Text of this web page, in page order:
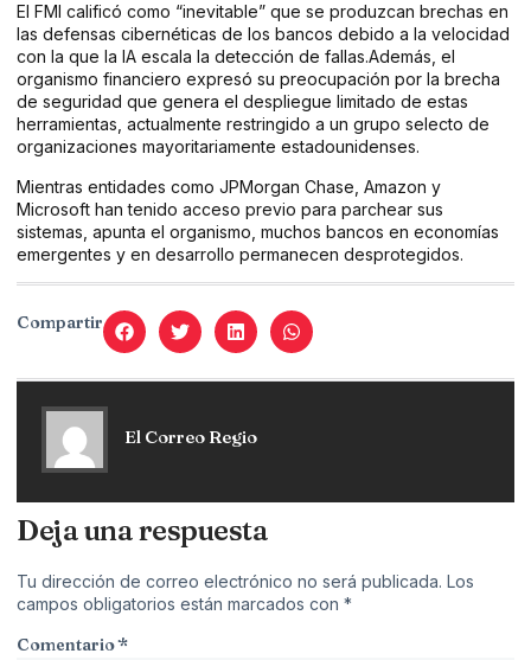
El FMI calificó como “inevitable” que se produzcan brechas en
las defensas cibernéticas de los bancos debido a la velocidad
con la que la IA escala la detección de fallas.Además, el
organismo financiero expresó su preocupación por la brecha
de seguridad que genera el despliegue limitado de estas
herramientas, actualmente restringido a un grupo selecto de
organizaciones mayoritariamente estadounidenses.
Mientras entidades como JPMorgan Chase, Amazon y
Microsoft han tenido acceso previo para parchear sus
sistemas, apunta el organismo, muchos bancos en economías
emergentes y en desarrollo permanecen desprotegidos.
Compartir
El Correo Regio
Deja una respuesta
Tu dirección de correo electrónico no será publicada. Los
campos obligatorios están marcados con *
Comentario*